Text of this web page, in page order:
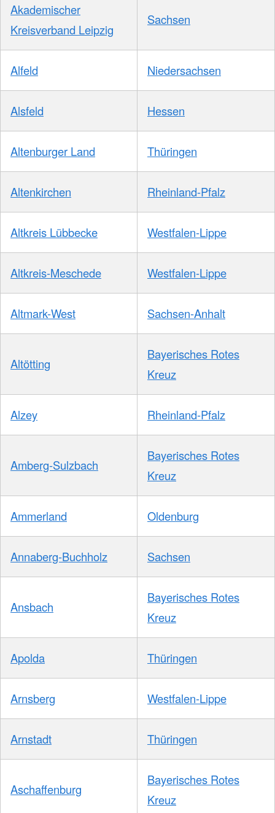
Akademischer
Kreisverband Leipzig
Sachsen
Alfeld Niedersachsen
Alsfeld Hessen
Altenburger Land Thüringen
Altenkirchen Rheinland-Pfalz
Altkreis Lübbecke Westfalen-Lippe
Altkreis-Meschede Westfalen-Lippe
Altmark-West Sachsen-Anhalt
Altötting
Bayerisches Rotes
Kreuz
Alzey Rheinland-Pfalz
Amberg-Sulzbach
Bayerisches Rotes
Kreuz
Ammerland Oldenburg
Annaberg-Buchholz Sachsen
Ansbach
Bayerisches Rotes
Kreuz
Apolda Thüringen
Arnsberg Westfalen-Lippe
Arnstadt Thüringen
Aschaffenburg
Bayerisches Rotes
Kreuz